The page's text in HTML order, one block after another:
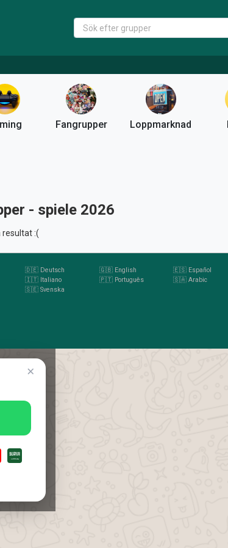
Fangrupper Loppmarknad
- spiele 2026
resultat :(
🇩🇪 Deutsch 🇬🇧 English 🇪🇸 Español
🇮🇹 Italiano
🇵🇹 Português 🇸🇦 Arabic
🇸🇪 Svenska
×